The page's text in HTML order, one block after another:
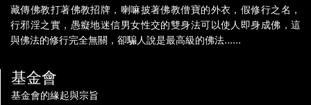
藏傳佛教打著佛教招牌，喇嘛披著佛教僧寶的外衣，假修行之名，
行邪淫之實，愚癡地迷信男女性交的雙身法可以使人即身成佛，這
與佛法的修行完全無關，卻騙人說是最高級的佛法......
基金會
基金會的緣起與宗旨